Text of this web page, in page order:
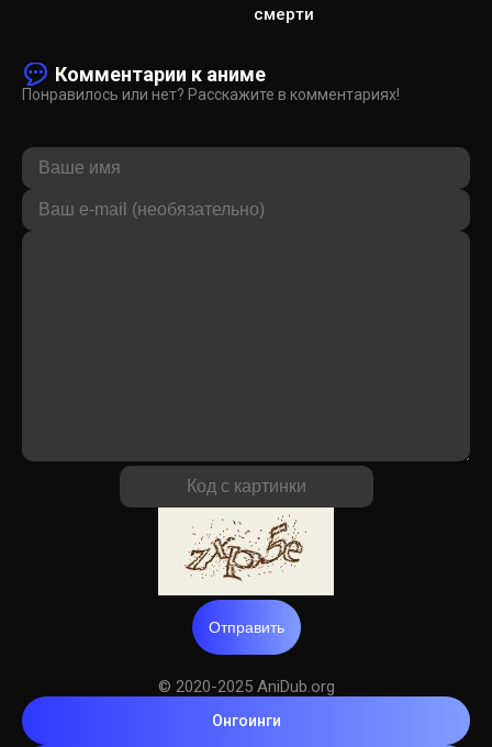
смерти
Комментарии к аниме
Понравилось или нет? Расскажите в комментариях!
Отправить
© 2020-2025 AniDub.org
Онгоинги